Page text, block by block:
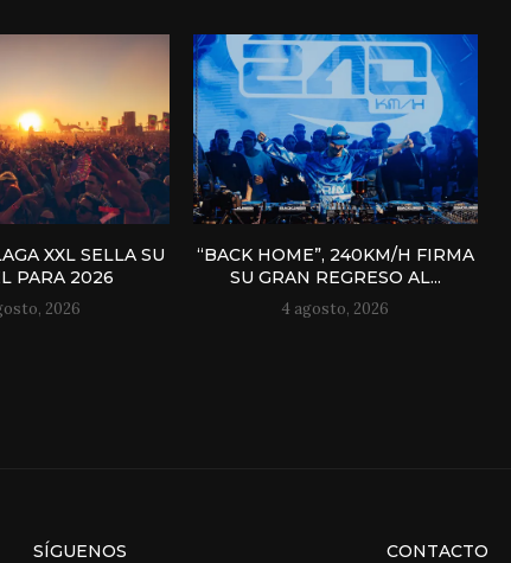
XXL SELLA SU
PARA 2026
2026
“BACK HOME”, 240KM/H FIRMA
SU GRAN REGRESO AL...
4 agosto, 2026
SÍGUENOS CONTACTO